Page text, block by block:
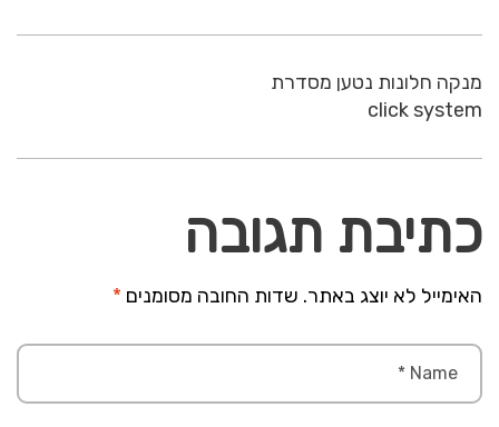
מנקה חלונות נטען מסדרת
click system
כתיבת תגובה
האימייל לא יוצג באתר. שדות החובה מסומנים *